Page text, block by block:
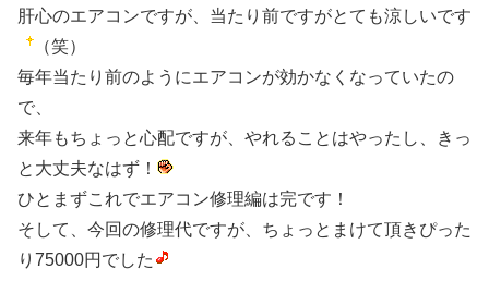
肝心のエアコンですが、当たり前ですがとても涼しいです
（笑）
毎年当たり前のようにエアコンが効かなくなっていたの
で、
来年もちょっと心配ですが、やれることはやったし、きっ
と大丈夫なはず！
ひとまずこれでエアコン修理編は完です！
そして、今回の修理代ですが、ちょっとまけて頂きぴった
り75000円でした